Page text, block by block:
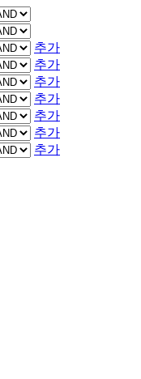
추가
추가
추가
추가
추가
추가
추가